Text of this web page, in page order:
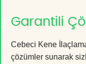
Garantili
Cebeci Kene
çözümler sunarak